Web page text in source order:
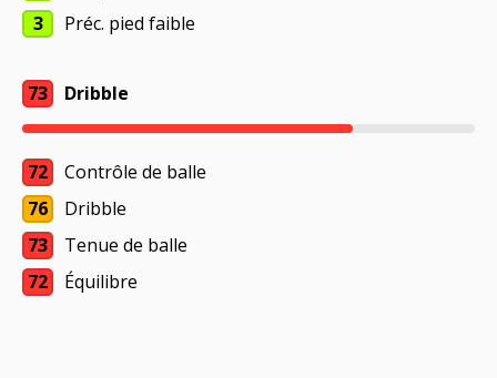
3
Préc. pied faible
73 Dribble
72
Contrôle de balle
76
Dribble
73
Tenue de balle
72
Équilibre